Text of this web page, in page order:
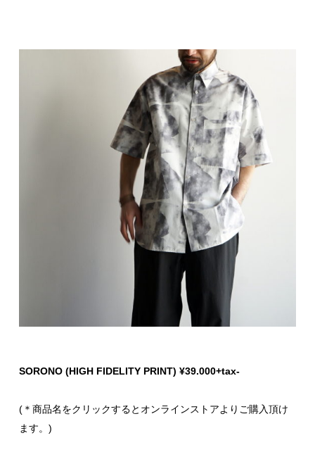
SORONO (HIGH FIDELITY PRINT) ¥39.000+tax-
(＊商品名をクリックするとオンラインストアよりご購入頂け
ます。)